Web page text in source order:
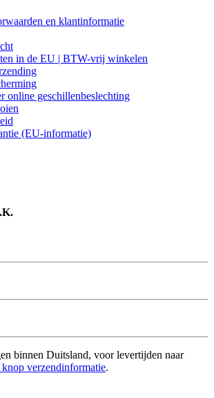
en klantinformatie
in de EU | BTW-vrij winkelen
online geschillenbeslechting
(EU-informatie)
binnen Duitsland, voor levertijden naar
knop verzendinformatie.